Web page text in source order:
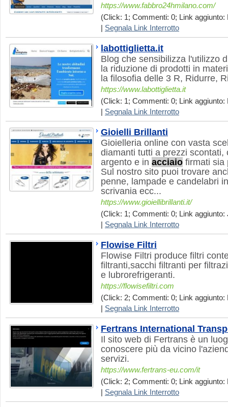
https://www.fabbro24hmilano.com/
(Click: 1; Commenti: 0; Link aggiunto:
Segnala Link Interrotto
labottiglietta.it
Blog che sensibilizza l'utilizzo
la riduzione di prodotti in
la filosofia delle 3 R, Ridurre,
https://www.labottiglietta.it
(Click: 1; Commenti: 0; Link aggiunto:
Segnala Link Interrotto
Gioielli Brillanti
Gioielleria online con vasta
diamanti tutti a prezzi scontati,
argento e in acciaio firmati sia
Sul nostro sito puoi trovare
penne, lampade e candelabri
scrivania ecc...
https://www.gioiellibrillanti.it/
(Click: 1; Commenti: 0; Link aggiunto:
Segnala Link Interrotto
Flowise Filtri
Flowise Filtri produce filtri
filtranti,sacchi filtranti per
e lubrorefrigeranti.
https://flowisefiltri.com
(Click: 2; Commenti: 0; Link aggiunto:
Segnala Link Interrotto
Fertrans International
Il sito web di Fertrans è un
conoscere più da vicino
servizi.
https://www.fertrans-eu.com/it
(Click: 2; Commenti: 0; Link aggiunto:
Segnala Link Interrotto